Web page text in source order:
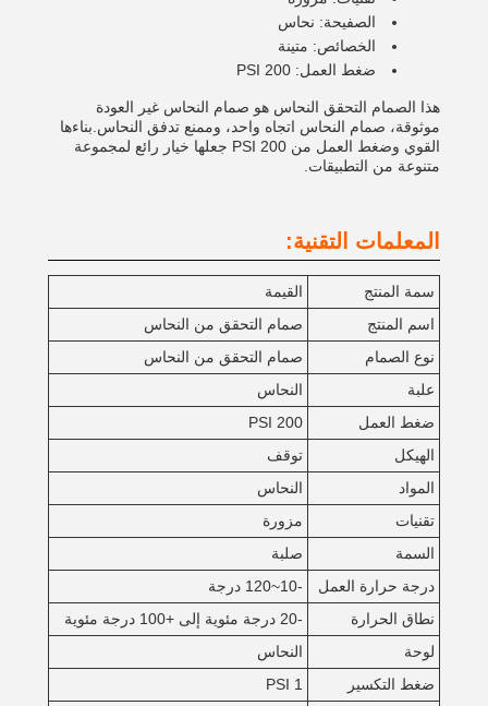
الصفيحة: نحاس
الخصائص: متينة
ضغط العمل: 200 PSI
هذا الصمام التحقق النحاس هو صمام النحاس غير العودة
موثوقة، صمام النحاس اتجاه واحد، وممنع تدفق النحاس.بناءها
القوي وضغط العمل من 200 PSI جعلها خيار رائع لمجموعة
متنوعة من التطبيقات.
المعلمات التقنية:
سمة المنتج
القيمة
اسم المنتج
صمام التحقق من النحاس
نوع الصمام
صمام التحقق من النحاس
علبة
النحاس
ضغط العمل
200 PSI
الهيكل
توقف
المواد
النحاس
تقنيات
مزورة
السمة
صلبة
درجة حرارة العمل
-10~120 درجة
نطاق الحرارة
-20 درجة مئوية إلى +100 درجة مئوية
لوحة
النحاس
ضغط التكسير
1 PSI